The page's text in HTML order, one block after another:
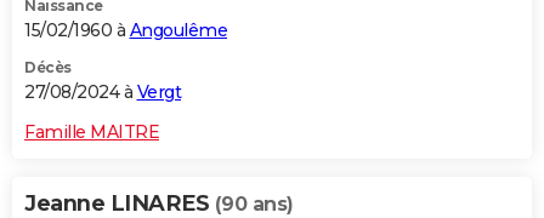
Naissance
15/02/1960 à Angoulême
Décès
27/08/2024 à Vergt
Famille MAITRE
Jeanne LINARES (90 ans)